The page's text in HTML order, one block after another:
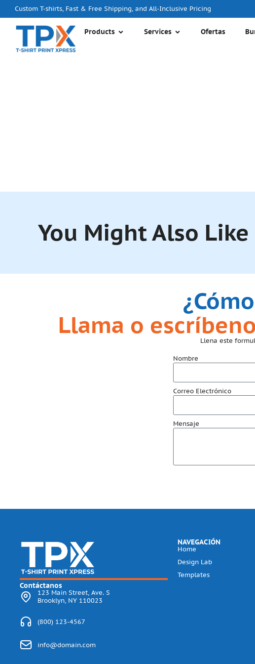
Custom T-shirts, Fast & Free Shipping, and All-Inclusive Pricing
Products Services Ofertas
You Might Also Like
Llama o
Llena este
Nombre
Correo Electrónico
Mensaje
Contáctanos
123 Main Street, Ave. S
Brooklyn, NY 110023
(800) 123-4567
info@domain.com
NAVEGACIÓN
Home
Design Lab
Templates